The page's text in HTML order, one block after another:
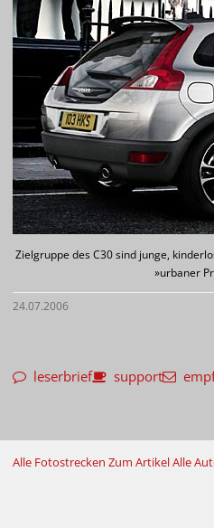
Zielgruppe des C30 sind junge,
»urbaner
24.07.2006
leserbrief support
Alle Fotostrecken Zum ArtikelAlle